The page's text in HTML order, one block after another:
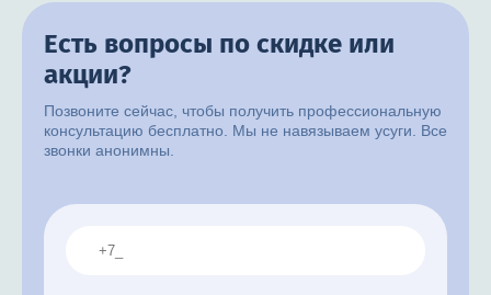
Есть вопросы по скидке или
акции?
Позвоните сейчас, чтобы получить профессиональную
консультацию бесплатно. Мы не навязываем усуги. Все
звонки анонимны.